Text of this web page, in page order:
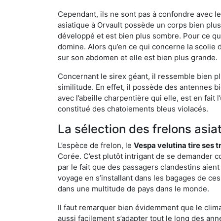
Cependant, ils ne sont pas à confondre avec
asiatique à Orvault possède un corps bien
développé et est bien plus sombre. Pour ce
domine. Alors qu’en ce qui concerne la
sur son abdomen et elle est bien plus grande.
Concernant le sirex géant, il ressemble bien
similitude. En effet, il possède des antennes
avec l’abeille charpentière qui elle, est en fait
constitué des chatoiements bleus violacés.
La sélection des frelons
L’espèce de frelon, le Vespa velutina tire ses
Corée. C’est plutôt intrigant de se demander
par le fait que des passagers clandestins
voyage en s’installant dans les bagages de
dans une multitude de pays dans le monde.
Il faut remarquer bien évidemment que le
aussi facilement s’adapter tout le long des